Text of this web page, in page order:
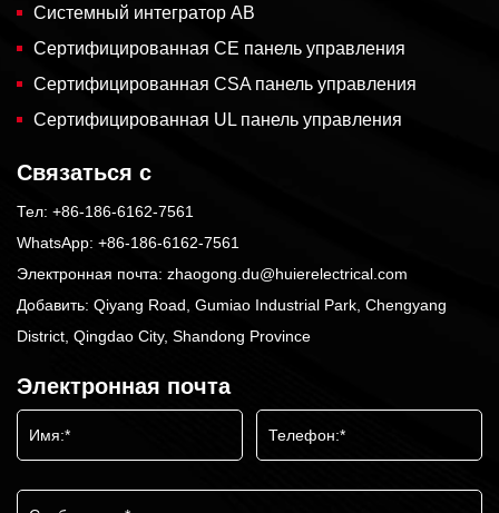
Системный интегратор AB
Сертифицированная CE панель управления
Сертифицированная CSA панель управления
Сертифицированная UL панель управления
Связаться с
Тел: +86-186-6162-7561
WhatsApp: +86-186-6162-7561
Электронная почта: zhaogong.du@huierelectrical.com
Добавить: Qiyang Road, Gumiao Industrial Park, Chengyang
District, Qingdao City, Shandong Province
Электронная почта